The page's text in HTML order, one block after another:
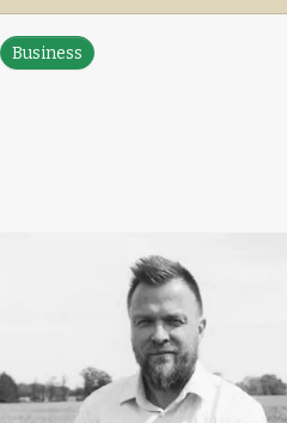
Business